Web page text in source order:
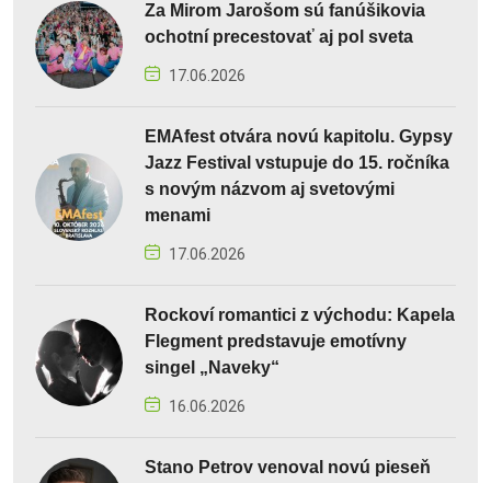
Za Mirom Jarošom sú fanúšikovia
ochotní precestovať aj pol sveta
17.06.2026
EMAfest otvára novú kapitolu. Gypsy
Jazz Festival vstupuje do 15. ročníka
s novým názvom aj svetovými
menami
17.06.2026
Rockoví romantici z východu: Kapela
Flegment predstavuje emotívny
singel „Naveky“
16.06.2026
Stano Petrov venoval novú pieseň